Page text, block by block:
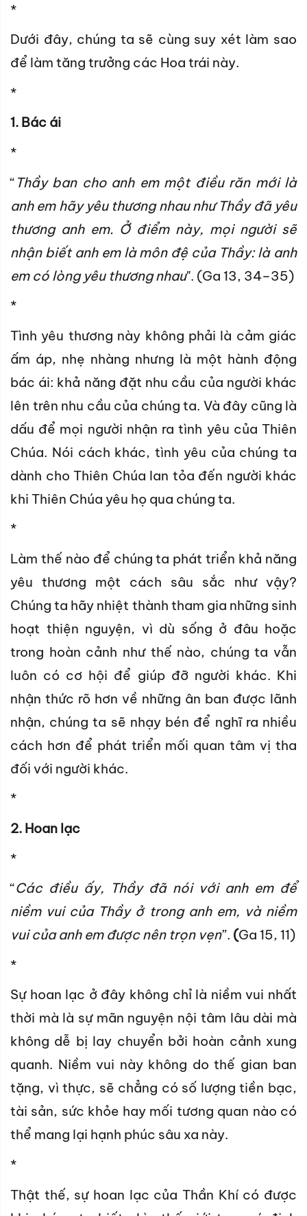
*
Dưới đây, chúng ta sẽ cùng suy xét làm sao
để làm tăng trưởng các Hoa trái này.
*
1. Bác ái
*
“ Thầy ban cho anh em một điều răn mới là
anh em hãy yêu thương nhau như Thầy đã yêu
thương anh em. Ở điểm này, mọi người sẽ
nhận biết anh em là môn đệ của Thầy: là anh
em có lòng yêu thương nhau". (Ga 13, 34–35)
*
Tình yêu thương này không phải là cảm giác
ấm áp, nhẹ nhàng nhưng là một hành động
bác ái: khả năng đặt nhu cầu của người khác
lên trên nhu cầu của chúng ta. Và đây cũng là
dấu để mọi người nhận ra tình yêu của Thiên
Chúa. Nói cách khác, tình yêu của chúng ta
dành cho Thiên Chúa lan tỏa đến người khác
khi Thiên Chúa yêu họ qua chúng ta.
*
Làm thế nào để chúng ta phát triển khả năng
yêu thương một cách sâu sắc như vậy?
Chúng ta hãy nhiệt thành tham gia những sinh
hoạt thiện nguyện, vì dù sống ở đâu hoặc
trong hoàn cảnh như thế nào, chúng ta vẫn
luôn có cơ hội để giúp đỡ người khác. Khi
nhận thức rõ hơn về những ân ban được lãnh
nhận, chúng ta sẽ nhạy bén để nghĩ ra nhiều
cách hơn để phát triển mối quan tâm vị tha
đối với người khác.
*
2. Hoan lạc
*
“Các điều ấy, Thầy đã nói với anh em để
niềm vui của Thầy ở trong anh em, và niềm
vui của anh em được nên trọn vẹn”. (Ga 15, 11)
*
Sự hoan lạc ở đây không chỉ là niềm vui nhất
thời mà là sự mãn nguyện nội tâm lâu dài mà
không dễ bị lay chuyển bởi hoàn cảnh xung
quanh. Niềm vui này không do thế gian ban
tặng, vì thực, sẽ chẳng có số lượng tiền bạc,
tài sản, sức khỏe hay mối tương quan nào có
thể mang lại hạnh phúc sâu xa này.
*
Thật thế, sự hoan lạc của Thần Khí có được